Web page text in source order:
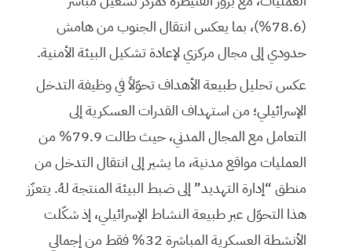
(78.6%)، بما يعكس انتقال الجنوب من هامش
حدودي إلى مجال مركزي لإعادة تشكيل البيئة الأمنية.
عكس تحليل طبيعة الأهداف تحوّلاً في وظيفة التدخل
الإسرائيلي؛ من استهداف القدرات العسكرية إلى
التعامل مع المجال المدني، حيث طالت 79.9% من
العمليات مواقع مدنية، ما يشير إلى انتقال التدخل من
منطق “إدارة التهديد” إلى ضبط البيئة المنتجة لهُ. يتعزّز
هذا التحوّل عبر طبيعة النشاط الإسرائيلي، إذ شكّلت
الأنشطة العسكرية المباشرة 32% فقط من إجمالي